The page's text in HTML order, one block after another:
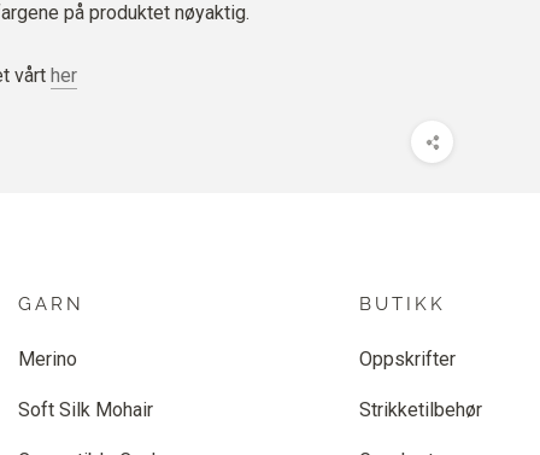
på produktet nøyaktig.
vårt her
GARN
Merino
Soft Silk Mohair
BUTIKK
Oppskrifter
Strikketilbehør